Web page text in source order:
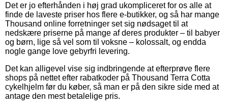
Det er jo efterhånden i høj grad ukompliceret for os alle at
finde de laveste priser hos flere e-butikker, og så har mange
Thousand online forretninger set sig nødsaget til at
nedskære priserne på mange af deres produkter – til babyer
og børn, lige så vel som til voksne – kolossalt, og endda
nogle gange love gebyrfri levering.
Det kan alligevel vise sig indbringende at efterprøve flere
shops på nettet efter rabatkoder på Thousand Terra Cotta
cykelhjelm før du køber, så man er på den sikre side med at
antage den mest betalelige pris.